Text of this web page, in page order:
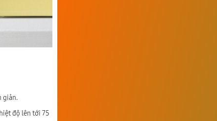
giản.
độ lên tới 75